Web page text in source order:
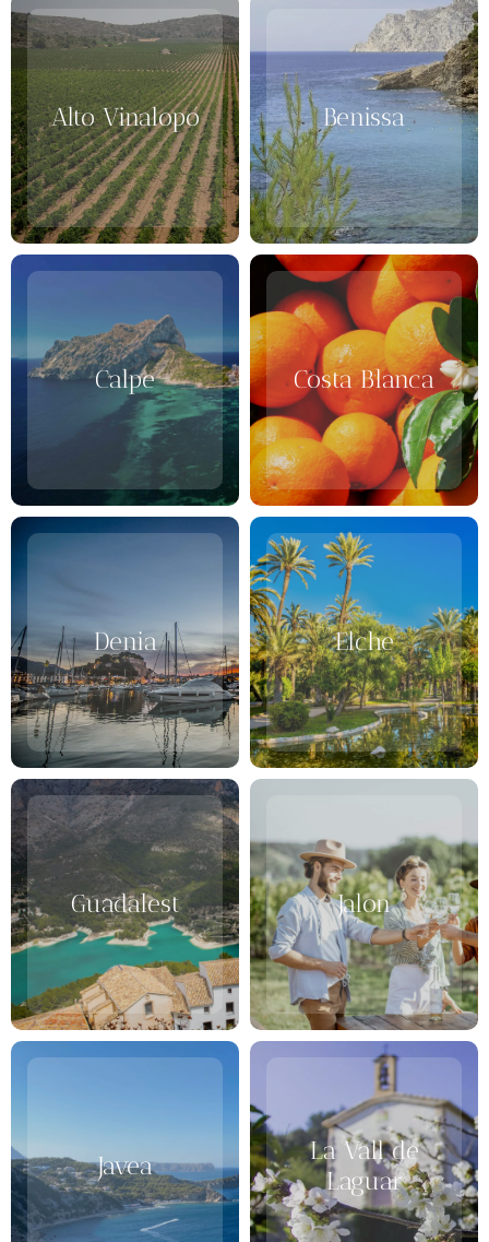
Alto Vinalopó Benissa
Calpe Costa Blanca
Denia Elche
Guadalest Jalon
Javea
La Vall de
Laguar